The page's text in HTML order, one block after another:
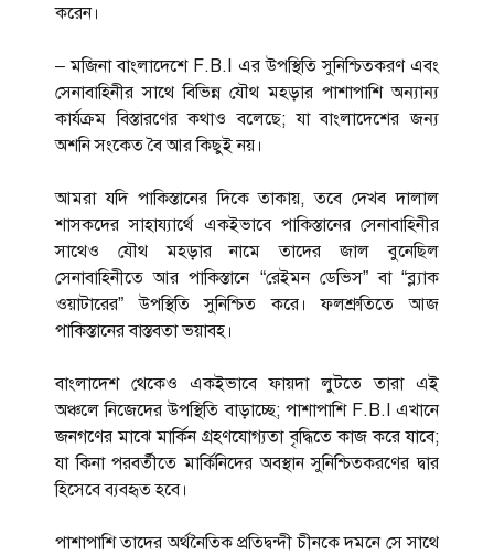
করেন।
– মজিনা বাংলাদেশে F.B.I এর উপস্থিতি সুনিশ্চিতকরণ এবং
সেনাবাহিনীর সাথে বিভিন্ন যৌথ মহড়ার পাশাপাশি অন্যান্য
কার্যক্রম বিস্তারণের কথাও বলেছে; যা বাংলাদেশের জন্য
অশনি সংকেত বৈ আর কিছুই নয়।
আমরা যদি পাকিস্তানের দিকে তাকায়, তবে দেখব দালাল
শাসকদের সাহায্যার্থে একইভাবে পাকিস্তানের সেনাবাহিনীর
সাথেও যৌথ মহড়ার নামে তাদের জাল বুনেছিল
সেনাবাহিনীতে আর পাকিস্তানে “রেইমন ডেভিস” বা “ব্ল্যাক
ওয়াটারের” উপস্থিতি সুনিশ্চিত করে। ফলশ্রুতিতে আজ
পাকিস্তানের বাস্তবতা ভয়াবহ।
বাংলাদেশ থেকেও একইভাবে ফায়দা লুটতে তারা এই
অঞ্চলে নিজেদের উপস্থিতি বাড়াচ্ছে; পাশাপাশি F.B.I এখানে
জনগণের মাঝে মার্কিন গ্রহণযোগ্যতা বৃদ্ধিতে কাজ করে যাবে;
যা কিনা পরবর্তীতে মার্কিনিদের অবস্থান সুনিশ্চিতকরণের দ্বার
হিসেবে ব্যবহৃত হবে।
পাশাপাশি তাদের অর্থনৈতিক প্রতিদ্বন্দী চীনকে দমনে সে সাথে